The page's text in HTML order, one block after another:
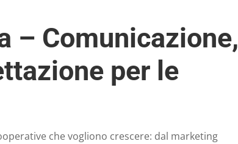
– Comunicazione,
per le
che vogliono crescere: dal marketing